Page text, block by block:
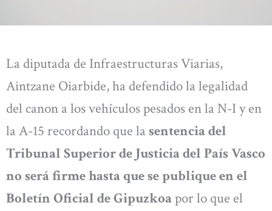
La diputada de Infraestructuras Viarias,
Aintzane Oiarbide, ha defendido la legalidad
del canon a los vehículos pesados en la N-I y en
la A-15 recordando que la sentencia del
Tribunal Superior de Justicia del País Vasco
no será firme hasta que se publique en el
Boletín Oficial de Gipuzkoapor lo que el